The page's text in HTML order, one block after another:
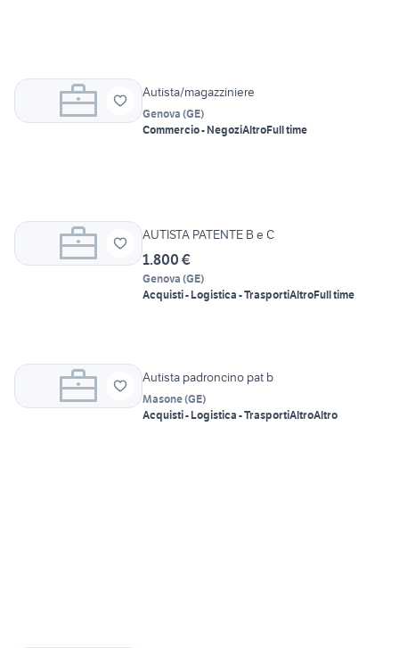
Autista/magazziniere
Genova (GE)
Commercio - NegoziAltroFull time
AUTISTA PATENTE B e C
1.800 €
Genova (GE)
Acquisti - Logistica - TrasportiAltroFull time
Autista padroncino pat b
Masone(GE)
Acquisti - Logistica - TrasportiAltroAltro